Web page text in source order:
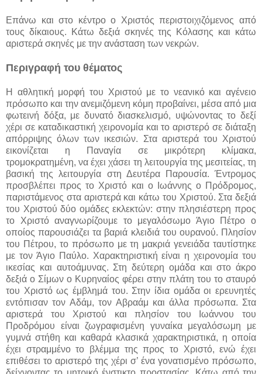
Επάνω και στο κέντρο ο Χριστός περιστοιχιζόμενος από
τους δίκαιους. Κάτω δεξιά σκηνές της Κόλασης και κάτω
αριστερά σκηνές με την ανάσταση των νεκρών.
Περιγραφή του θέματος
Η αθλητική μορφή του Χριστού με το νεανικό και αγένειο
πρόσωπο και την ανεμιζόμενη κόμη προβαίνει, μέσα από μια
φωτεινή δόξα, με δυνατό διασκελισμό, υψώνοντας το δεξί
χέρι σε καταδικαστική χειρονομία και το αριστερό σε διάταξη
απόρριψης όλων των ικεσιών. Στα αριστερά του Χριστού
εικονίζεται η Παναγία σε μικρότερη κλίμακα,
τρομοκρατημένη, να έχει χάσει τη λειτουργία της μεσιτείας, τη
βασική της λειτουργία στη Δευτέρα Παρουσία. Έντρομος
προσβλέπει προς το Χριστό και ο Ιωάννης ο Πρόδρομος,
παριστάμενος στα αριστερά και κάτω του Χριστού. Στα δεξιά
του Χριστού δύο ομάδες εκλεκτών: στην πλησιέστερη προς
το Χριστό αναγνωρίζουμε το μεγαλόσωμο Άγιο Πέτρο ο
οποίος παρουσιάζει τα βαριά κλειδιά του ουρανού. Πλησίον
του Πέτρου, το πρόσωπο με τη μακριά γενειάδα ταυτίστηκε
με τον Άγιο Παύλο. Χαρακτηριστική είναι η χειρονομία του
ικεσίας και αυτοάμυνας. Στη δεύτερη ομάδα και στο άκρο
δεξιά ο Σίμων ο Κυρηναίος φέρει στην πλάτη του το σταυρό
του Χριστό ως έμβλημά του. Στην ίδια ομάδα οι ερευνητές
εντόπισαν τον Αδάμ, τον Αβραάμ και άλλα πρόσωπα. Στα
αριστερά του Χριστού και πλησίον του Ιωάννου του
Προδρόμου είναι ζωγραφισμένη γυναίκα μεγαλόσωμη με
γυμνά στήθη και καθαρά κλασικά χαρακτηριστικά, η οποία
έχει στραμμένο το βλέμμα της προς το Χριστό, ενώ έχει
επιθέσει το αριστερό της χέρι σ’ ένα γονατισμένο πρόσωπο,